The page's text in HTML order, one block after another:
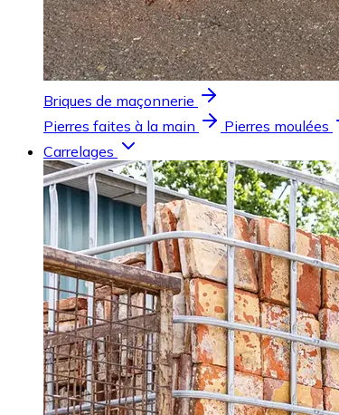
Briques de maçonnerie
Pierres faites à la main
Pierres moulées
Carrelages